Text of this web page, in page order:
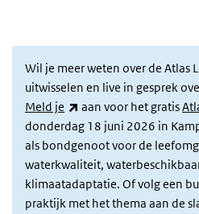
Wil je meer weten over de Atlas
uitwisselen en live in gesprek
Meld je
(externe link)
aan voor het gratis
donderdag 18 juni 2026 in
als bondgenoot voor de
waterkwaliteit,
klimaatadaptatie. Of volg een
praktijk met het thema aan de